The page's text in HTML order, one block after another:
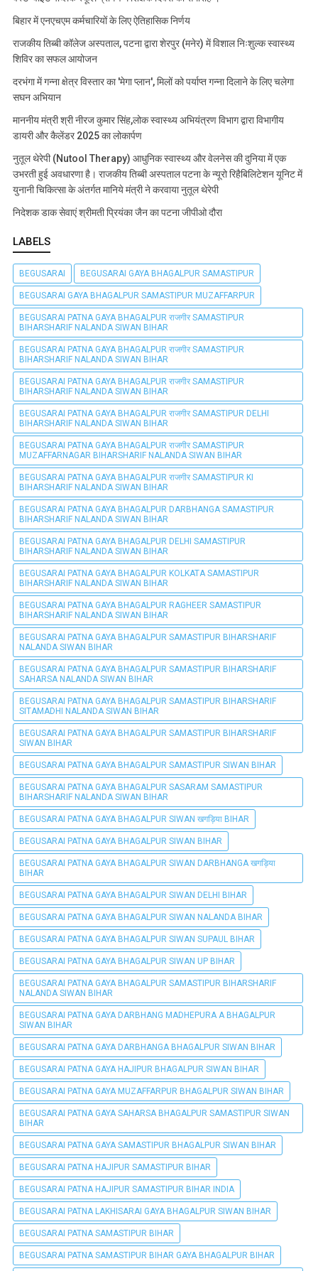
बिहार में एनएचएम कर्मचारियों के लिए ऐतिहासिक निर्णय
राजकीय तिब्बी कॉलेज अस्पताल, पटना द्वारा शेरपुर (मनेर) में विशाल निःशुल्क स्वास्थ्य
शिविर का सफल आयोजन
दरभंगा में गन्ना क्षेत्र विस्तार का 'मेगा प्लान', मिलों को पर्याप्त गन्ना दिलाने के लिए चलेगा
सघन अभियान
माननीय मंत्री श्री नीरज कुमार सिंह,लोक स्वास्थ्य अभियंत्रण विभाग द्वारा विभागीय
डायरी और कैलेंडर 2025 का लोकार्पण
नुतूल थेरेपी (Nutool Therapy) आधुनिक स्वास्थ्य और वेलनेस की दुनिया में एक
उभरती हुई अवधारणा है। राजकीय तिब्बी अस्पताल पटना के न्यूरो रिहैबिलिटेशन यूनिट में
युनानी चिकित्सा के अंतर्गत मानिये मंत्री ने करवाया नुतूल थेरेपी
निदेशक डाक सेवाएं श्रीमती प्रियंका जैन का पटना जीपीओ दौरा
LABELS
BEGUSARAI BEGUSARAI GAYA BHAGALPUR SAMASTIPUR
BEGUSARAI GAYA BHAGALPUR SAMASTIPUR MUZAFFARPUR
BEGUSARAI PATNA GAYA BHAGALPUR राजगीर SAMASTIPUR
BIHARSHARIF NALANDA SIWAN BIHAR
BEGUSARAI PATNA GAYA BHAGALPUR राजगीर SAMASTIPUR
BIHARSHARIF NALANDA SIWAN BIHAR
BEGUSARAI PATNA GAYA BHAGALPUR राजगीर SAMASTIPUR
BIHARSHARIF NALANDA SIWAN BIHAR
BEGUSARAI PATNA GAYA BHAGALPUR राजगीर SAMASTIPUR DELHI
BIHARSHARIF NALANDA SIWAN BIHAR
BEGUSARAI PATNA GAYA BHAGALPUR राजगीर SAMASTIPUR
MUZAFFARNAGAR BIHARSHARIF NALANDA SIWAN BIHAR
BEGUSARAI PATNA GAYA BHAGALPUR राजगीर SAMASTIPUR KI
BIHARSHARIF NALANDA SIWAN BIHAR
BEGUSARAI PATNA GAYA BHAGALPUR DARBHANGA SAMASTIPUR
BIHARSHARIF NALANDA SIWAN BIHAR
BEGUSARAI PATNA GAYA BHAGALPUR DELHI SAMASTIPUR
BIHARSHARIF NALANDA SIWAN BIHAR
BEGUSARAI PATNA GAYA BHAGALPUR KOLKATA SAMASTIPUR
BIHARSHARIF NALANDA SIWAN BIHAR
BEGUSARAI PATNA GAYA BHAGALPUR RAGHEER SAMASTIPUR
BIHARSHARIF NALANDA SIWAN BIHAR
BEGUSARAI PATNA GAYA BHAGALPUR SAMASTIPUR BIHARSHARIF
NALANDA SIWAN BIHAR
BEGUSARAI PATNA GAYA BHAGALPUR SAMASTIPUR BIHARSHARIF
SAHARSA NALANDA SIWAN BIHAR
BEGUSARAI PATNA GAYA BHAGALPUR SAMASTIPUR BIHARSHARIF
SITAMADHI NALANDA SIWAN BIHAR
BEGUSARAI PATNA GAYA BHAGALPUR SAMASTIPUR BIHARSHARIF
SIWAN BIHAR
BEGUSARAI PATNA GAYA BHAGALPUR SAMASTIPUR SIWAN BIHAR
BEGUSARAI PATNA GAYA BHAGALPUR SASARAM SAMASTIPUR
BIHARSHARIF NALANDA SIWAN BIHAR
BEGUSARAI PATNA GAYA BHAGALPUR SIWAN खगड़िया BIHAR
BEGUSARAI PATNA GAYA BHAGALPUR SIWAN BIHAR
BEGUSARAI PATNA GAYA BHAGALPUR SIWAN DARBHANGA खगड़िया
BIHAR
BEGUSARAI PATNA GAYA BHAGALPUR SIWAN DELHI BIHAR
BEGUSARAI PATNA GAYA BHAGALPUR SIWAN NALANDA BIHAR
BEGUSARAI PATNA GAYA BHAGALPUR SIWAN SUPAUL BIHAR
BEGUSARAI PATNA GAYA BHAGALPUR SIWAN UP BIHAR
BEGUSARAI PATNA GAYA BHAGALPUR SAMASTIPUR BIHARSHARIF
NALANDA SIWAN BIHAR
BEGUSARAI PATNA GAYA DARBHANG MADHEPURA A BHAGALPUR
SIWAN BIHAR
BEGUSARAI PATNA GAYA DARBHANGA BHAGALPUR SIWAN BIHAR
BEGUSARAI PATNA GAYA HAJIPUR BHAGALPUR SIWAN BIHAR
BEGUSARAI PATNA GAYA MUZAFFARPUR BHAGALPUR SIWAN BIHAR
BEGUSARAI PATNA GAYA SAHARSA BHAGALPUR SAMASTIPUR SIWAN
BIHAR
BEGUSARAI PATNA GAYA SAMASTIPUR BHAGALPUR SIWAN BIHAR
BEGUSARAI PATNA HAJIPUR SAMASTIPUR BIHAR
BEGUSARAI PATNA HAJIPUR SAMASTIPUR BIHAR INDIA
BEGUSARAI PATNA LAKHISARAI GAYA BHAGALPUR SIWAN BIHAR
BEGUSARAI PATNA SAMASTIPUR BIHAR
BEGUSARAI PATNA SAMASTIPUR BIHAR GAYA BHAGALPUR BIHAR